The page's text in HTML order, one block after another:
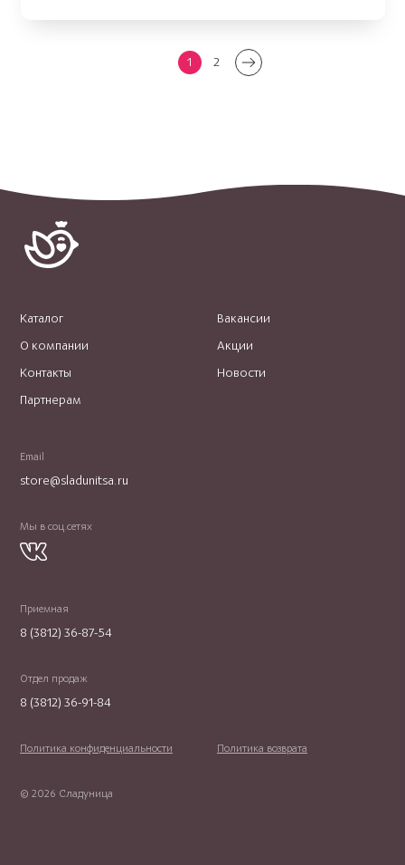
1 2
Каталог
О компании
Контакты
Партнерам
Вакансии
Акции
Новости
Email
store@sladunitsa.ru
Мы в соц.сетях
Приемная
8 (3812) 36-87-54
Отдел продаж
8 (3812) 36-91-84
© 2026 Сладуница
Политика конфиденциальности Политика возврата